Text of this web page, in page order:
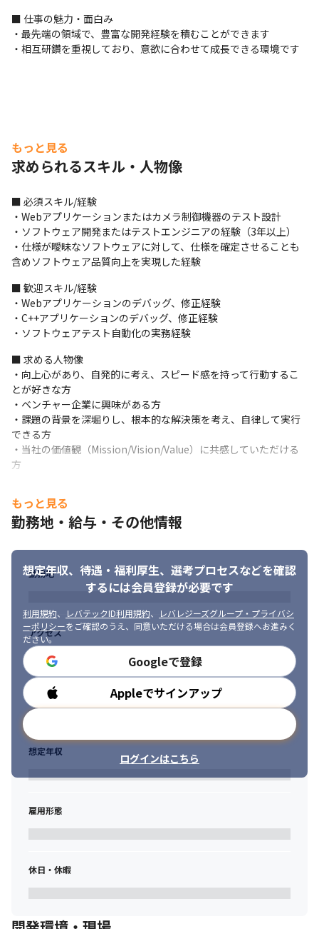
■ 仕事の魅力・面白み
・最先端の領域で、豊富な開発経験を積むことができます
・相互研鑽を重視しており、意欲に合わせて成長できる環境です
もっと見る
求められるスキル・人物像
■ 必須スキル/経験
・Webアプリケーションまたはカメラ制御機器のテスト設計
・ソフトウェア開発またはテストエンジニアの経験（3年以上）
・仕様が曖昧なソフトウェアに対して、仕様を確定させることも
含めソフトウェア品質向上を実現した経験
■ 歓迎スキル/経験
・Webアプリケーションのデバッグ、修正経験
・C++アプリケーションのデバッグ、修正経験
・ソフトウェアテスト自動化の実務経験
■ 求める人物像
・向上心があり、自発的に考え、スピード感を持って行動するこ
とが好きな方
・ベンチャー企業に興味がある方
・課題の背景を深堀りし、根本的な解決策を考え、自律して実行
できる方
・当社の価値観（Mission/Vision/Value）に共感していただける
方
もっと見る
勤務地・給与・その他情報
想定年収、待遇・福利厚生、 選考プロセスなどを確認
するには会員登録が必要です
利用規約、 レバテックID利用規約、
レバレジーズグループ・プライバシ
ーポリシーをご確認のうえ、同意いただける場合は会員登録へお進みく
ださい。
Googleで登録
Appleでサインアップ
ログインはこちら
勤務地
アクセス
勤務時間
想定年収
雇用形態
休日・休暇